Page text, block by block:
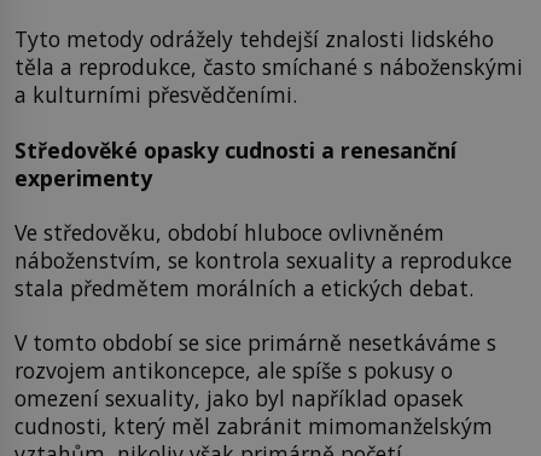
Tyto metody odrážely tehdejší znalosti lidského
těla a reprodukce, často smíchané s náboženskými
a kulturními přesvědčeními.
Středověké opasky cudnosti a renesanční
experimenty
Ve středověku, období hluboce ovlivněném
náboženstvím, se kontrola sexuality a reprodukce
stala předmětem morálních a etických debat.
V tomto období se sice primárně nesetkáváme s
rozvojem antikoncepce, ale spíše s pokusy o
omezení sexuality, jako byl například opasek
cudnosti, který měl zabránit mimomanželským